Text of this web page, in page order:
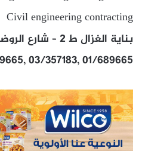
Civil engineering contracting
بناية الغزال ط 2 – شارع الروضه – البوشرية – المتن
03/357183, 01/689665